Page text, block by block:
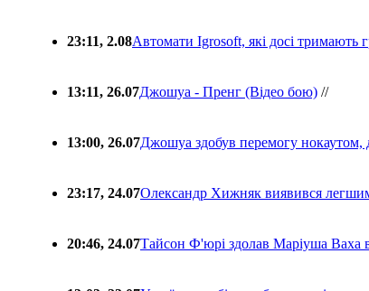
23:11, 2.08Автомати Igrosoft, які досі тримають
13:11, 26.07Джошуа - Пренг (Відео бою) //
13:00, 26.07Джошуа здобув перемогу нокаутом,
23:17, 24.07Олександр Хижняк виявився
20:46, 24.07Тайсон Ф'юрі здолав Маріуша Ваха в